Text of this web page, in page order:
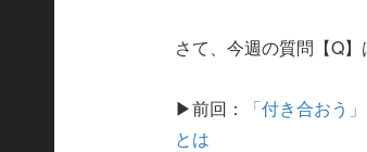
さて、今週の質問【Q】
▶前回：
「付き合おう
とは